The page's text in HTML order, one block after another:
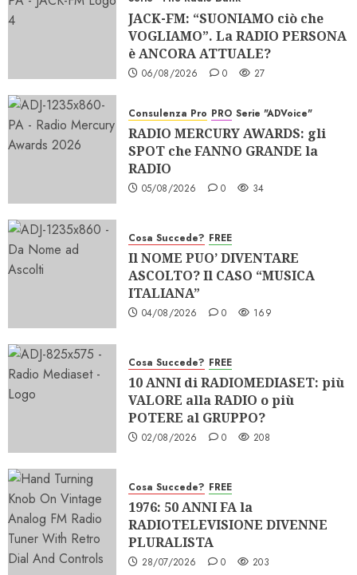
JACK-FM: “SUONIAMO ciò che
VOGLIAMO”. La RADIO PERSONA
è ANCORA ATTUALE?
06/08/2026 0 27
Consulenza Pro PRO Serie "ADVoice"
RADIO MERCURY AWARDS: gli
SPOT che FANNO GRANDE la
RADIO
05/08/2026 0 34
Cosa Succede? FREE
Il NOME PUO’ DIVENTARE
ASCOLTO? Il CASO “MUSICA
ITALIANA”
04/08/2026 0 169
Cosa Succede? FREE
10 ANNI di RADIOMEDIASET: più
VALORE alla RADIO o più
POTERE al GRUPPO?
02/08/2026 0 208
Cosa Succede? FREE
1976: 50 ANNI FA la
RADIOTELEVISIONE DIVENNE
PLURALISTA
28/07/2026 0 203